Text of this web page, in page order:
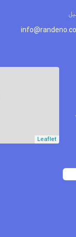
Leaflet